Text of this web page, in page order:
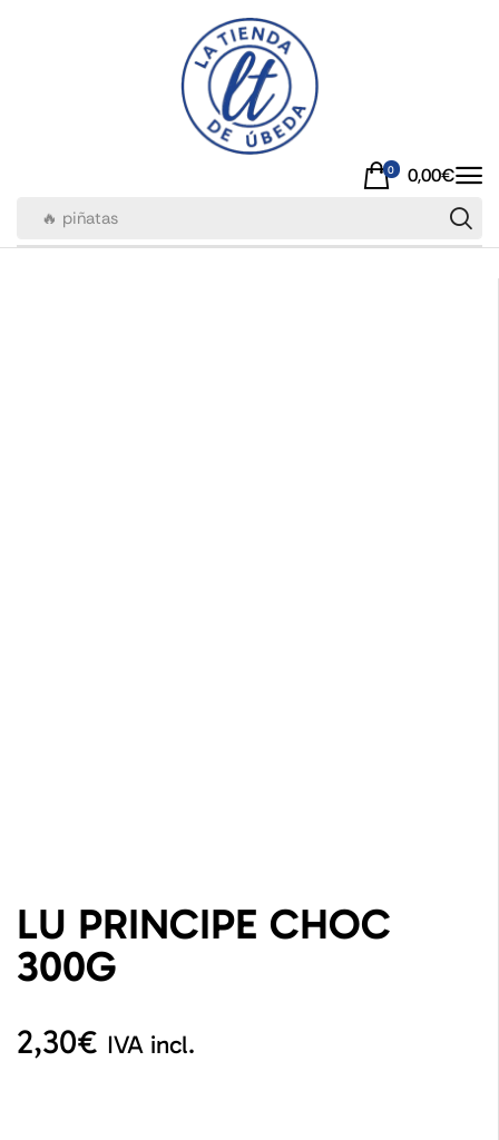
🔥 piñatas
0 0,00€
LU PRINCIPE CHOC
300G
2,30€ IVA incl.